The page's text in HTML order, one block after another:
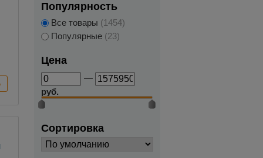
Популярность
Все товары (1454)
Популярные (23)
Цена
—
руб.
Сортировка